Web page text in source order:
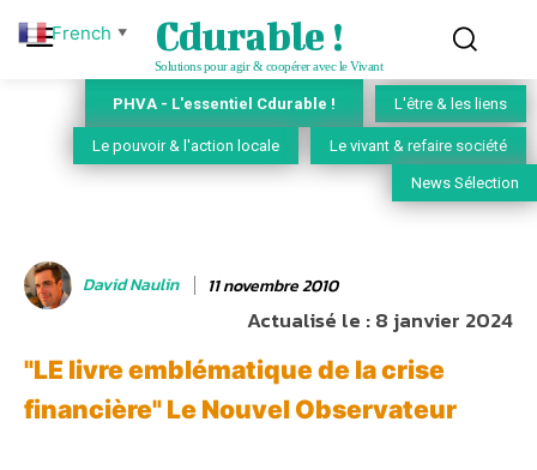
Cdurable !
Solutions pour agir & coopérer avec le Vivant
PHVA - L'essentiel Cdurable ! L'être & les liens
Le pouvoir & l'action locale Le vivant & refaire société
News Sélection
David Naulin 11 novembre 2010
Actualisé le :8 janvier 2024
"LE livre emblématique de la crise
financière" Le Nouvel Observateur
French ▼